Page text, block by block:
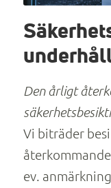
Den årligt
Vi biträder
ev.